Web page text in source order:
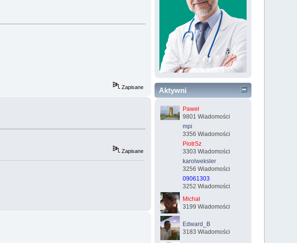
Zapisane
Zapisane
Aktywni
Paweł
9801 Wiadomości
mpi
3356 Wiadomości
PiotrSz
3303 Wiadomości
karolweksler
3256 Wiadomości
09061303
3252 Wiadomości
Michał
3199 Wiadomości
Edward_B
3183 Wiadomości